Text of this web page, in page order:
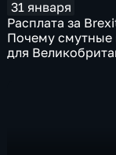
31 января
Расплата за
Почему смутные
для